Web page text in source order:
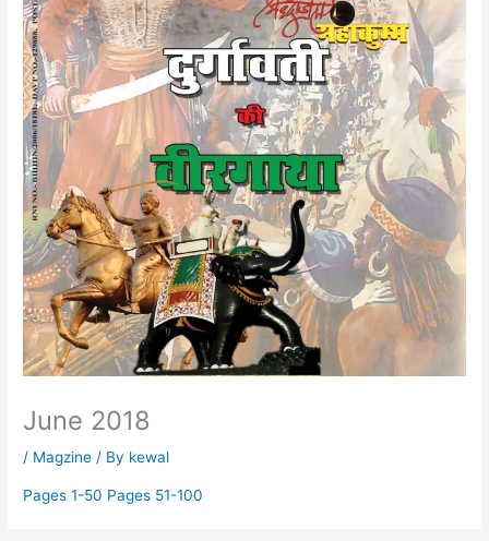
June 2018
/ Magzine / By kewal
Pages 1-50 Pages 51-100